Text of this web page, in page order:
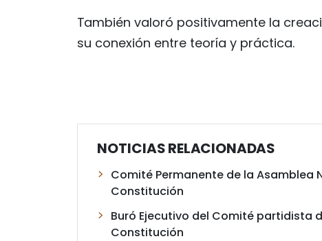
También valoró positivamente la
su conexión entre teoría y práctica.
NOTICIAS RELACIONADAS
Comité Permanente de la Asamblea
Constitución
Buró Ejecutivo del Comité partidista
Constitución